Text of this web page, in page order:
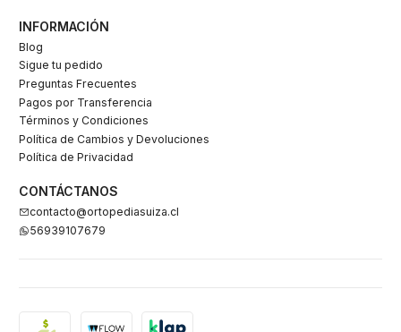
INFORMACIÓN
Blog
Sigue tu pedido
Preguntas Frecuentes
Pagos por Transferencia
Términos y Condiciones
Política de Cambios y Devoluciones
Política de Privacidad
CONTÁCTANOS
contacto@ortopediasuiza.cl
56939107679